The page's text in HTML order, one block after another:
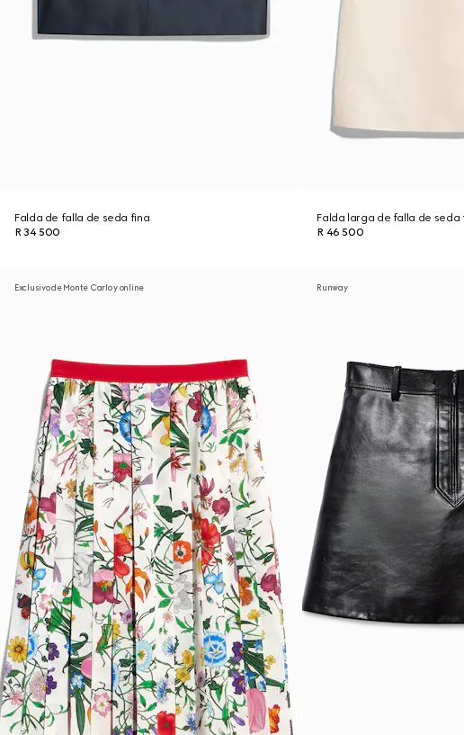
Falda de falla de seda fina
R 34 500
Falda larga de falla de seda
R 46 500
Exclusivo de Monte Carlo y online Runway